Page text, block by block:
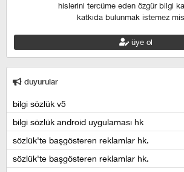
hislerini tercüme eden özgür bilgi
katkıda bulunmak istemez
üye ol
duyurular
bilgi sözlük v5
bilgi sözlük android uygulaması hk
sözlük'te başgösteren reklamlar hk.
sözlük'te başgösteren reklamlar hk.